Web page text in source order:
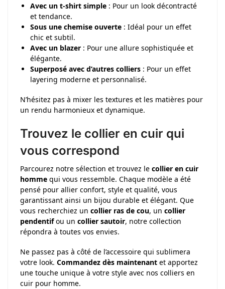
Avec un t-shirt simple : Pour un look décontracté
et tendance.
Sous une chemise ouverte : Idéal pour un effet
chic et subtil.
Avec un blazer : Pour une allure sophistiquée et
élégante.
Superposé avec d’autres colliers : Pour un effet
layering moderne et personnalisé.
N’hésitez pas à mixer les textures et les matières pour
un rendu harmonieux et dynamique.
Trouvez le collier en cuir qui
vous correspond
Parcourez notre sélection et trouvez le collier en cuir
homme qui vous ressemble. Chaque modèle a été
pensé pour allier confort, style et qualité, vous
garantissant ainsi un bijou durable et élégant. Que
vous recherchiez un collier ras de cou, un collier
pendentifou un collier sautoir, notre collection
répondra à toutes vos envies.
Ne passez pas à côté de l’accessoire qui sublimera
votre look. Commandez dès maintenant et apportez
une touche unique à votre style avec nos colliers en
cuir pour homme.